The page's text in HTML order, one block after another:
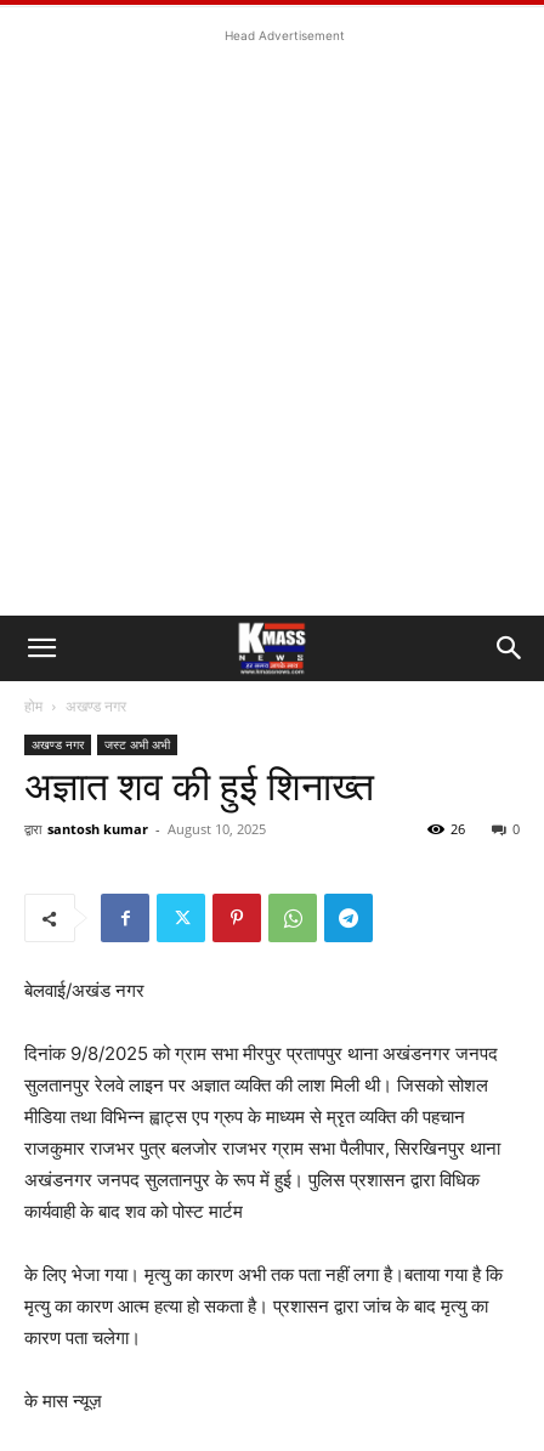
Head Advertisement
होम अखण्ड नगर
अखण्ड नगर जस्ट अभी अभी
अज्ञात शव की हुई शिनाख्त
द्वारा santosh kumar - August 10, 2025 0
26
बेलवाई/अखंड नगर
दिनांक 9/8/2025 को ग्राम सभा मीरपुर प्रतापपुर थाना अखंडनगर जनपद
सुलतानपुर रेलवे लाइन पर अज्ञात व्यक्ति की लाश मिली थी। जिसको सोशल
मीडिया तथा विभिन्न ह्वाट्स एप ग्रुप के माध्यम से म्रृत व्यक्ति की पहचान
राजकुमार राजभर पुत्र बलजोर राजभर ग्राम सभा पैलीपार, सिरखिनपुर थाना
अखंडनगर जनपद सुलतानपुर के रूप में हुई। पुलिस प्रशासन द्वारा विधिक
कार्यवाही के बाद शव को पोस्ट मार्टम
के लिए भेजा गया। मृत्यु का कारण अभी तक पता नहीं लगा है।बताया गया है कि
मृत्यु का कारण आत्म हत्या हो सकता है। प्रशासन द्वारा जांच के बाद मृत्यु का
कारण पता चलेगा।
के मास न्यूज़